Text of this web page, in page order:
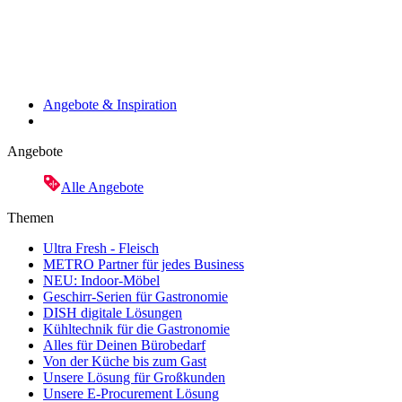
Angebote & Inspiration
Angebote
Alle Angebote
Themen
Ultra Fresh - Fleisch
METRO Partner für jedes Business
NEU: Indoor-Möbel
Geschirr-Serien für Gastronomie
DISH digitale Lösungen
Kühltechnik für die Gastronomie
Alles für Deinen Bürobedarf
Von der Küche bis zum Gast
Unsere Lösung für Großkunden
Unsere E-Procurement Lösung